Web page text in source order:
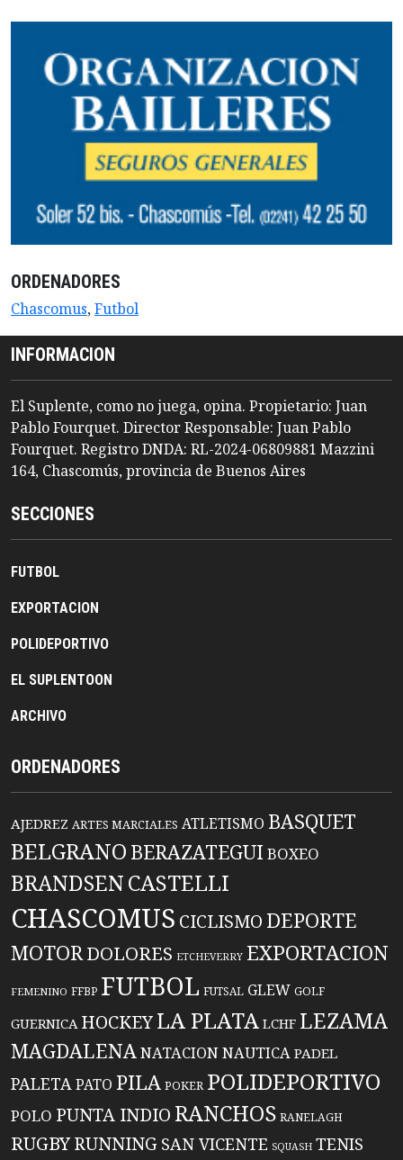
ORDENADORES
Chascomus,Futbol
INFORMACION
El Suplente, como no juega, opina. Propietario: Juan
Pablo Fourquet. Director Responsable: Juan Pablo
Fourquet. Registro DNDA: RL-2024-06809881 Mazzini
164, Chascomús, provincia de Buenos Aires
SECCIONES
FUTBOL
EXPORTACION
POLIDEPORTIVO
EL SUPLENTOON
ARCHIVO
ORDENADORES
AJEDREZ ARTES MARCIALES ATLETISMO BASQUET
BELGRANO BERAZATEGUIBOXEO
BRANDSENCASTELLI
CHASCOMUS CICLISMO DEPORTE
MOTORDOLORES ETCHEVERRY EXPORTACION
FEMENINO FFBP FUTBOL FUTSAL GLEW GOLF
GUERNICA HOCKEYLA PLATA LCHF LEZAMA
MAGDALENANATACIONNAUTICA PADEL
PALETAPATO PILA POKER POLIDEPORTIVO
POLO PUNTA INDIO RANCHOS RANELAGH
RUGBYRUNNING SAN VICENTE SQUASH TENIS